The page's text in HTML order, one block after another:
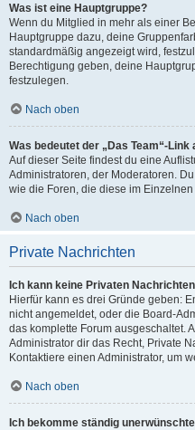
Was ist eine Hauptgruppe?
Wenn du Mitglied in mehr als einer
Hauptgruppe dazu, deine
standardmäßig angezeigt wird,
Berechtigung geben, deine
festzulegen.
Nach oben
Was bedeutet der „Das Team“-
Auf dieser Seite findest du eine
Administratoren, der Moderatoren.
wie die Foren, die diese im
Nach oben
Private Nachrichten
Ich kann keine Privaten
Hierfür kann es drei Gründe geben:
nicht angemeldet, oder die Board-
das komplette Forum ausgeschaltet.
Administrator dir das Recht, Private
Kontaktiere einen Administrator, um
Nach oben
Ich bekomme ständig